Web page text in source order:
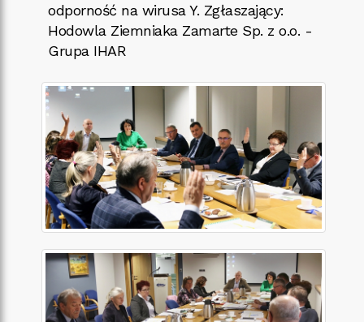
odporność na wirusa Y. Zgłaszający:
Hodowla Ziemniaka Zamarte Sp. z o.o. -
Grupa IHAR